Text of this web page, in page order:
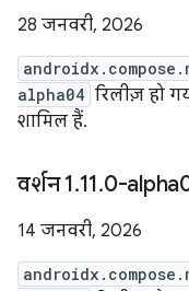
28 जनवरी, 2026
alpha04 रिलीज़ हो
शामिल हैं.
वर्शन 1.11.0-
14 जनवरी, 2026